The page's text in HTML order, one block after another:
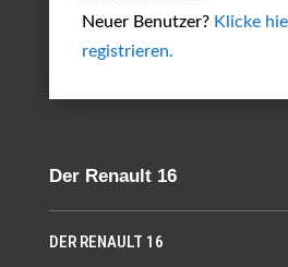
Neuer Benutzer? Klicke
registrieren.
Der Renault 16
DER RENAULT 16